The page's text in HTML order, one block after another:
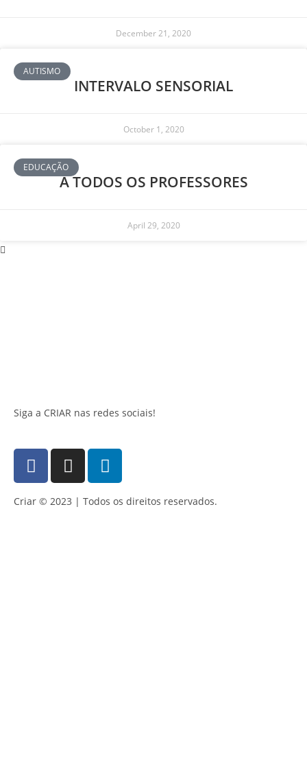
December 21, 2020
AUTISMO
INTERVALO SENSORIAL
October 1, 2020
EDUCAÇÃO
A TODOS OS PROFESSORES
April 29, 2020
Siga a CRIAR nas redes sociais!
Criar © 2023 | Todos os direitos reservados.